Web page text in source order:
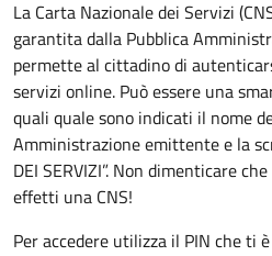
La Carta Nazionale dei Servizi
garantita dalla Pubblica
permette al cittadino di
servizi online. Può essere una
quali quale sono indicati il nome
Amministrazione emittente e la
DEI SERVIZI”. Non dimenticare
effetti una CNS!
Per accedere utilizza il PIN che ti